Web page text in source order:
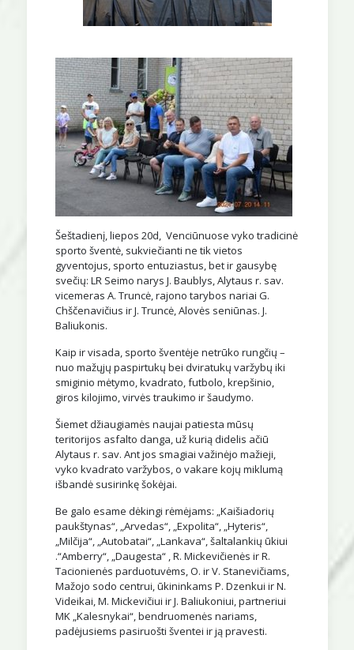
Šeštadienį, liepos 20d, Venciūnuose vyko tradicinė
sporto šventė, sukviečianti ne tik vietos
gyventojus, sporto entuziastus, bet ir gausybę
svečių: LR Seimo narys J. Baublys, Alytaus r. sav.
vicemeras A. Truncė, rajono tarybos nariai G.
Chščenavičius ir J. Truncė, Alovės seniūnas. J.
Baliukonis.
Kaip ir visada, sporto šventėje netrūko rungčių –
nuo mažųjų paspirtukų bei dviratukų varžybų iki
smiginio mėtymo, kvadrato, futbolo, krepšinio,
giros kilojimo, virvės traukimo ir šaudymo.
Šiemet džiaugiamės naujai patiesta mūsų
teritorijos asfalto danga, už kurią didelis ačiū
Alytaus r. sav. Ant jos smagiai važinėjo mažieji,
vyko kvadrato varžybos, o vakare kojų miklumą
išbandė susirinkę šokėjai.
Be galo esame dėkingi rėmėjams: „Kaišiadorių
paukštynas“, „Arvedas“, „Expolita“, „Hyteris“,
„Milčija“, „Autobatai“, „Lankava“, šaltalankių ūkiui
.“Amberry“, „Daugesta“ , R. Mickevičienės ir R.
Tacionienės parduotuvėms, O. ir V. Stanevičiams,
Mažojo sodo centrui, ūkininkams P. Dzenkui ir N.
Videikai, M. Mickevičiui ir J. Baliukoniui, partneriui
MK „Kalesnykai“, bendruomenės nariams,
padėjusiems pasiruošti šventei ir ją pravesti.